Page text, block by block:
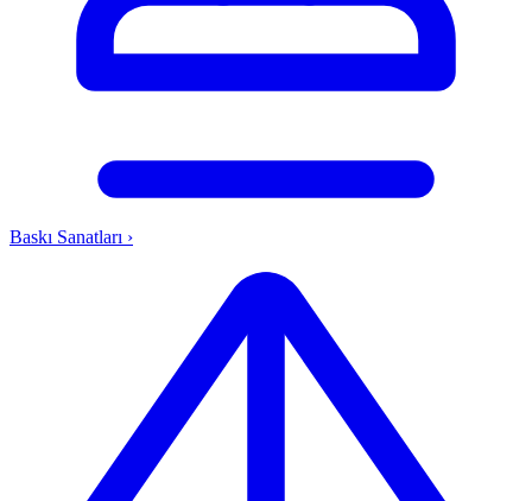
Baskı Sanatları ›